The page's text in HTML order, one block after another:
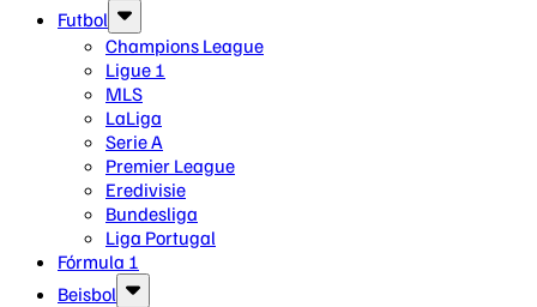
Futbol
Champions League
Ligue 1
MLS
LaLiga
Serie A
Premier League
Eredivisie
Bundesliga
Liga Portugal
Fórmula 1
Beisbol